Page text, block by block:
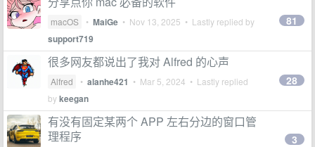
macOS • MaiGe • Nov 13, 2025 • Lastly replied by
support719
81
很多网友都说出了我对 Alfred 的心声
Alfred • alanhe421 • Mar 5, 2024 • Lastly replied
bykeegan
28
有没有固定某两个 APP 左右分边的窗口管
理程序
3